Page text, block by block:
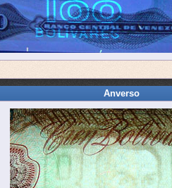
Anverso